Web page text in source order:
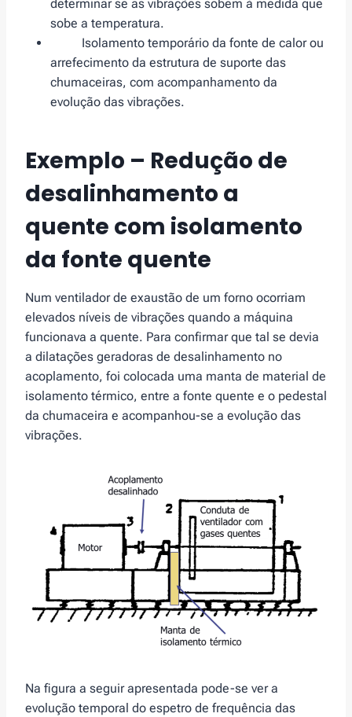
determinar se as vibrações sobem à medida que
sobe a temperatura.
Isolamento temporário da fonte de calor ou
arrefecimento da estrutura de suporte das
chumaceiras, com acompanhamento da
evolução das vibrações.
Exemplo – Redução de
desalinhamento a
quente com isolamento
da fonte quente
Num ventilador de exaustão de um forno ocorriam
elevados níveis de vibrações quando a máquina
funcionava a quente. Para confirmar que tal se devia
a dilatações geradoras de desalinhamento no
acoplamento, foi colocada uma manta de material de
isolamento térmico, entre a fonte quente e o pedestal
da chumaceira e acompanhou-se a evolução das
vibrações.
Na figura a seguir apresentada pode-se ver a
evolução temporal do espetro de frequência das